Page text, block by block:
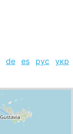
de es рус
укр